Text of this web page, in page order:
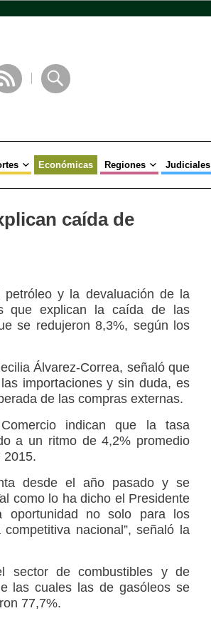
Económicas Regiones Judiciales
caída de
petróleo y la devaluación de la
que explican la caída de las
se redujeron 8,3%, según los
Álvarez-Correa, señaló que
importaciones y sin duda, es
de las compras externas.
indican que la tasa
a un ritmo de 4,2% promedio
2015.
desde el año pasado y se
como lo ha dicho el Presidente
oportunidad no solo para los
nacional”, señaló la
sector de combustibles y de
las cuales las de gasóleos se
77,7%.